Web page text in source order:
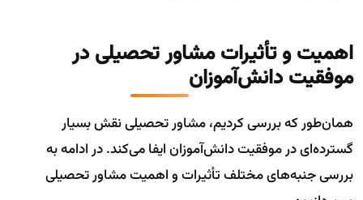
اهمیت و تأثیرات مشاور تحصیلی در
موفقیت دانش‌آموزان
همان‌طور که بررسی کردیم، مشاور تحصیلی نقش بسیار
گسترده‌ای در موفقیت دانش‌آموزان ایفا می‌کند. در ادامه به
بررسی جنبه‌های مختلف تأثیرات و اهمیت مشاور تحصیلی